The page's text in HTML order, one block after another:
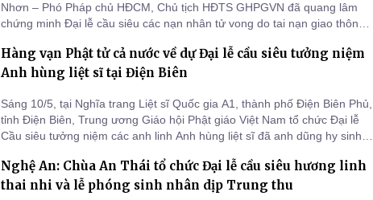
Nhơn – Phó Pháp chủ HĐCM, Chủ tịch HĐTS GHPGVN đã quang lâm
chứng minh Đại lễ cầu siêu các nạn nhân tử vong do tai nạn giao thông
Trung ương Giáo hội Phật giáo Việt Nam tổ chức, với ý nghĩa: “Tưởng
nhớ người đi,
Hàng vạn Phật tử cả nước về dự Đại lễ cầu siêu tưởng niệm
Anh hùng liệt sĩ tại Điện Biên
Sáng 10/5, tại Nghĩa trang Liệt sĩ Quốc gia A1, thành phố Điện Biên Phủ,
tỉnh Điện Biên, Trung ương Giáo hội Phật giáo Việt Nam tổ chức Đại lễ
Cầu siêu tưởng niệm các anh linh Anh hùng liệt sĩ đã anh dũng hy sinh
Nghệ An: Chùa An Thái tổ chức Đại lễ cầu siêu hương linh
thai nhi và lễ phóng sinh nhân dịp Trung thu